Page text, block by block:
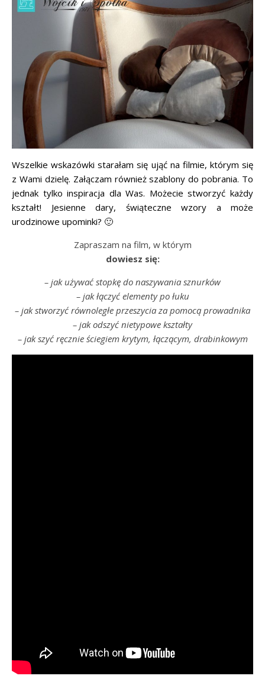
Wszelkie wskazówki starałam się ująć na filmie, którym się
z Wami dzielę. Załączam również szablony do pobrania. To
jednak tylko inspiracja dla Was. Możecie stworzyć każdy
kształt! Jesienne dary, świąteczne wzory a może
urodzinowe upominki? 🙂
Zapraszam na film, w którym
dowiesz się:
– jak używać stopkę do naszywania sznurków
– jak łączyć elementy po łuku
– jak stworzyć równoległe przeszycia za pomocą prowadnika
– jak odszyć nietypowe kształty
– jak szyć ręcznie ściegiem krytym, łączącym, drabinkowym